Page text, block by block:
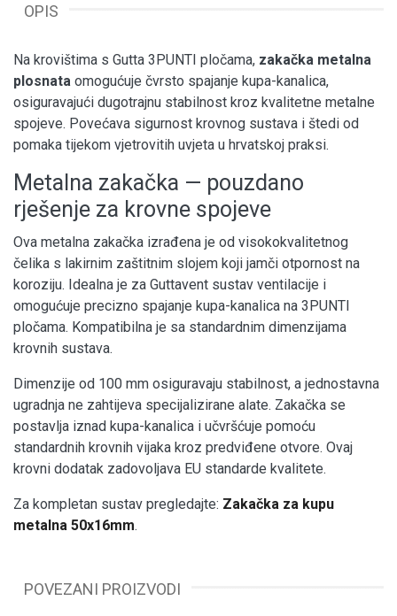
OPIS
Na krovištima s Gutta 3PUNTI pločama, zakačka metalna
plosnata omogućuje čvrsto spajanje kupa-kanalica,
osiguravajući dugotrajnu stabilnost kroz kvalitetne metalne
spojeve. Povećava sigurnost krovnog sustava i štedi od
pomaka tijekom vjetrovitih uvjeta u hrvatskoj praksi.
Metalna zakačka — pouzdano
rješenje za krovne spojeve
Ova metalna zakačka izrađena je od visokokvalitetnog
čelika s lakirnim zaštitnim slojem koji jamči otpornost na
koroziju. Idealna je za Guttavent sustav ventilacije i
omogućuje precizno spajanje kupa-kanalica na 3PUNTI
pločama. Kompatibilna je sa standardnim dimenzijama
krovnih sustava.
Dimenzije od 100 mm osiguravaju stabilnost, a jednostavna
ugradnja ne zahtijeva specijalizirane alate. Zakačka se
postavlja iznad kupa-kanalica i učvršćuje pomoću
standardnih krovnih vijaka kroz predviđene otvore. Ovaj
krovni dodatak zadovoljava EU standarde kvalitete.
Za kompletan sustav pregledajte: Zakačka za kupu
metalna 50x16mm.
POVEZANI PROIZVODI